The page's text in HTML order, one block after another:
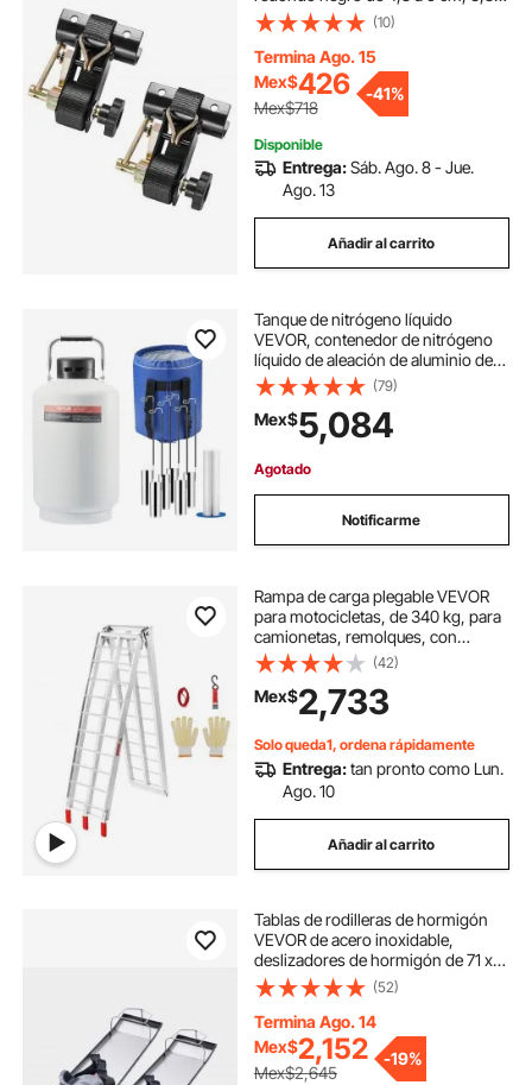
cm de ancho x 2,2 m de largo, con
ganchos dobles en J, capacidad de
carga de 227 kg, correa de carga
resistente con hebilla de seguridad
(paquete de 2)
(10)
Termina Ago. 15
Mex$426
Mex$718
-41%
Disponible
Entrega:Sáb. Ago. 8 - Jue.
Ago. 13
Añadir al carrito
Tanque de nitrógeno líquido
VEVOR, contenedor de nitrógeno
líquido de aleación de aluminio de
10 L, Dewar de tanque de LN2 con 6
recipientes y bolsa de transporte
con correas, tanque criogénico
para la industria de la belleza,
preservación de semen, uso
científico
(79)
Mex$5,084
Agotado
Notificarme
Rampa de carga plegable VEVOR
para motocicletas, de 340 kg, para
camionetas, remolques, con
correas de carga para motocicletas,
motos todoterreno, UTV,
cortacéspedes, camiones,
quitanieves y remolques de carga.
225 cm de largo x 30 cm de ancho.
1 unidad.
(42)
Mex$2,733
Solo queda1, ordena rápidamente
Entrega:tan pronto como Lun.
Ago. 10
Añadir al carrito
Tablas de rodilleras de hormigón
VEVOR de acero inoxidable,
deslizadores de hormigón de 71 x
20 cm, tablas de rodilleras para
hormigón, rodilleras móviles para
hormigón, con rodilleras y correas
para acabados de cemento y
hormigón.
(52)
Termina Ago. 14
Mex$2,152
Mex$2,645
-19%